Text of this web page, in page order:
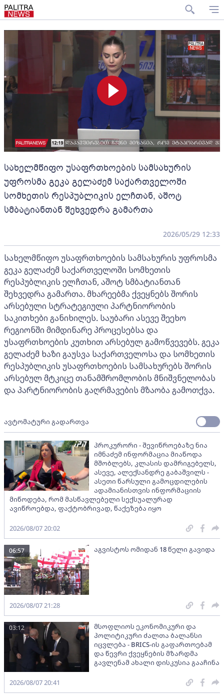
სახელმწიფო უსაფრთხოების სამსახურის
უფროსმა გეკა გელაძემ საქართველოში
სომხეთის რესპუბლიკის ელჩთან, აშოტ
სმბატიანთან შეხვედრა გამართა
2026/05/29 12:33
სახელმწიფო უსაფრთხოების სამსახურის უფროსმა
გეკა გელაძემ საქართველოში სომხეთის
რესპუბლიკის ელჩთან, აშოტ სმბატიანთან
შეხვედრა გამართა. მხარეებმა ქვეყნებს შორის
არსებული სტრატეგიული პარტნიორობის
საკითხები განიხილეს. საუბარი ასევე შეეხო
რეგიონში მიმდინარე პროცესებსა და
უსაფრთხოების კუთხით არსებულ გამოწვევებს. გეკა
გელაძემ ხაზი გაუსვა საქართველოსა და სომხეთის
რესპუბლიკის უსაფრთხოების სამსახურებს შორის
არსებულ მტკიცე თანამშრომლობის მნიშვნელობას
და პარტნიორობის გაღრმავების მზაობა გამოთქვა.
ავტომატური გადართვა
პროკურორი - შევიწროებაზე ნია
იმნაძემ ინფორმაცია მიაწოდა
მშობლებს, კლასის დამრიგებელს,
ასევე, ალექსანდრე გაბაშვილს -
ასეთი წარსული გამოცდილების
ადამიანისთვის ინფორმაციის
მიწოდება, რომ მასწავლებელი სექსუალურად
ავიწროებდა, ფაქტობრივად, წაქეზება იყო
2026/08/07 20:02
აგვისტოს ომიდან 18 წელი გავიდა
06:57
2026/08/07 21:28
მსოფლიოს ეკონომიკური და
პოლიტიკური ძალთა ბალანსი
იცვლება - BRICS-ის გაფართოებამ
და წევრი ქვეყნების მზარდმა
გავლენამ ახალი დისკუსია გააჩინა
03:12
2026/08/07 20:41